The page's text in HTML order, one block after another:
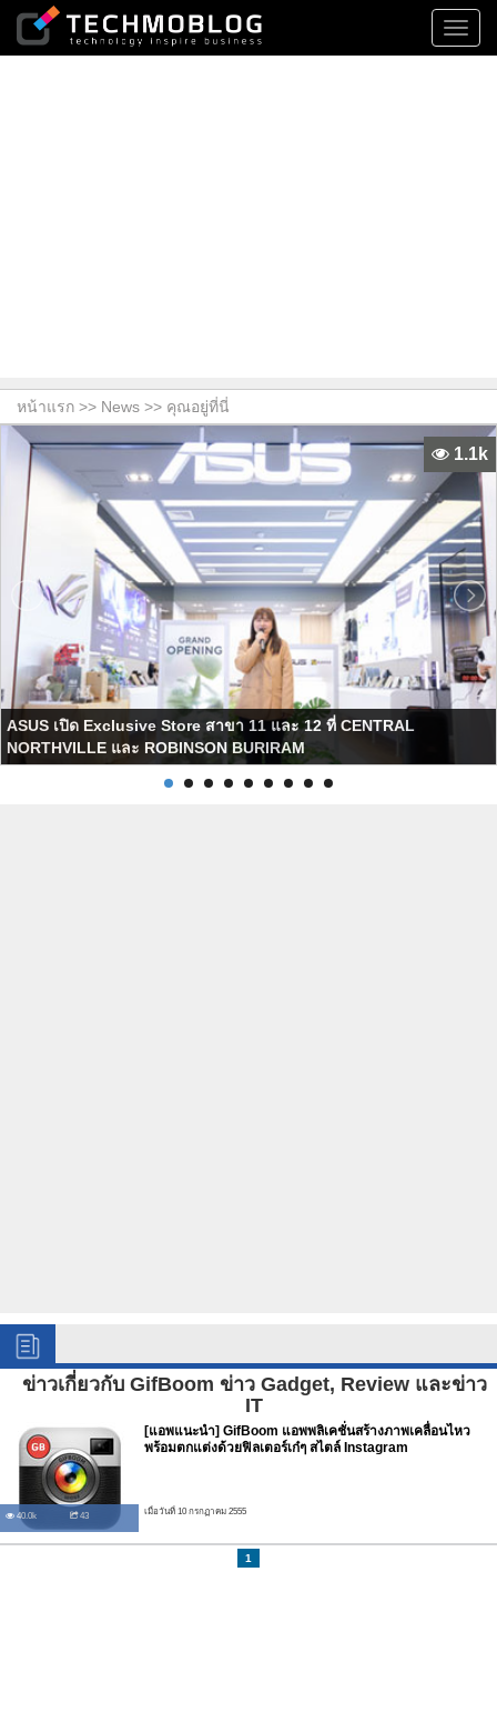
หน้าแรก >> News >> คุณอยู่ที่นี่
ASUS เปิด Exclusive Store สาขา 11 และ 12 ที่ CENTRAL
NORTHVILLE และ ROBINSON BURIRAM
1.1k
ข่าวเกี่ยวกับ GifBoom ข่าว Gadget, Review และข่าว
IT
40.0k 43
[แอพแนะนำ] GifBoom แอพพลิเคชั่นสร้างภาพเคลื่อนไหว
พร้อมตกแต่งด้วยฟิลเตอร์เก๋ๆ สไตล์ Instagram
เมื่อวันที่ 10 กรกฏาคม 2555
1